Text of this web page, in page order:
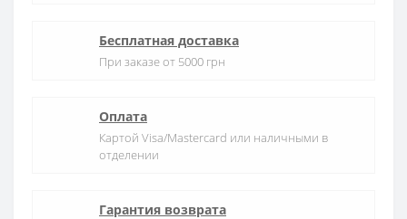
Бесплатная доставка
При заказе от 5000 грн
Оплата
Картой Visa/Mastercard или наличными в
отделении
Гарантия возврата